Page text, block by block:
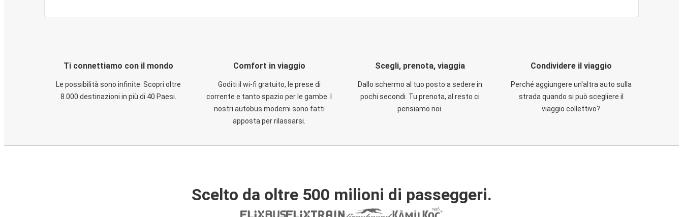
Ti connettiamo con il mondo
Le possibilità sono infinite. Scopri oltre
8.000 destinazioni in più di 40 Paesi.
Comfort in viaggio
Goditi il wi-fi gratuito, le prese di
corrente e tanto spazio per le gambe. I
nostri autobus moderni sono fatti
apposta per rilassarsi.
Scegli, prenota, viaggia
Dallo schermo al tuo posto a sedere in
pochi secondi. Tu prenota, al resto ci
pensiamo noi.
Condividere il viaggio
Perché aggiungere un'altra auto sulla
strada quando si può scegliere il
viaggio collettivo?
Scelto da oltre 500 milioni di passeggeri.